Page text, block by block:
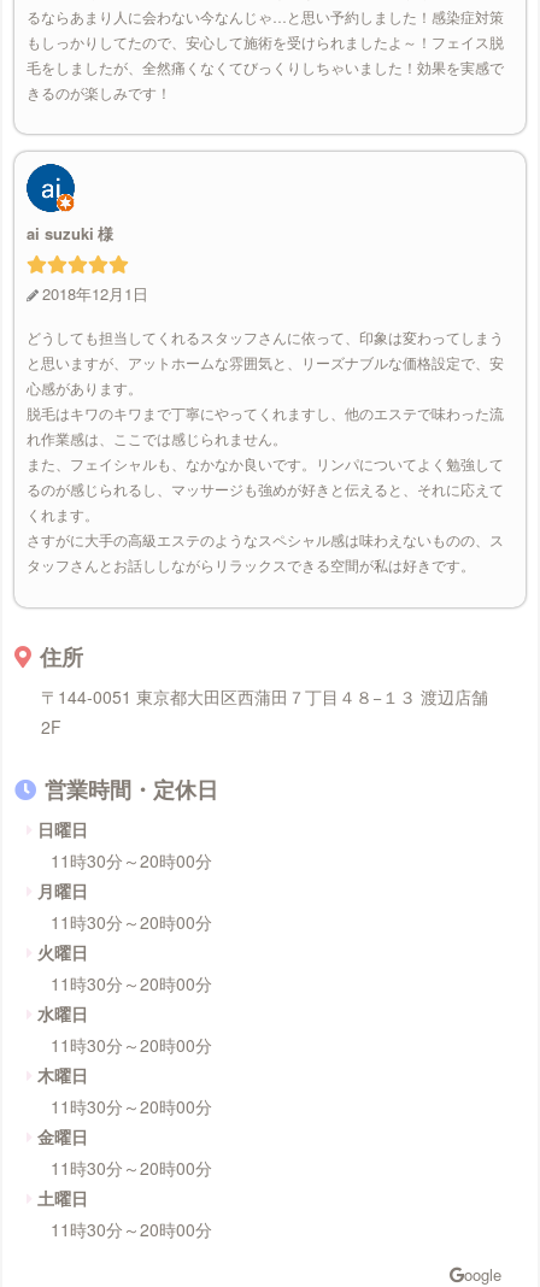
るならあまり人に会わない今なんじゃ…と思い予約しました！感染症対策
もしっかりしてたので、安心して施術を受けられましたよ～！フェイス脱
毛をしましたが、全然痛くなくてびっくりしちゃいました！効果を実感で
きるのが楽しみです！
ai suzuki
2018年12月1日
どうしても担当してくれるスタッフさんに依って、印象は変わってしまう
と思いますが、アットホームな雰囲気と、リーズナブルな価格設定で、安
心感があります。
脱毛はキワのキワまで丁寧にやってくれますし、他のエステで味わった流
れ作業感は、ここでは感じられません。
また、フェイシャルも、なかなか良いです。リンパについてよく勉強して
るのが感じられるし、マッサージも強めが好きと伝えると、それに応えて
くれます。
さすがに大手の高級エステのようなスペシャル感は味わえないものの、ス
タッフさんとお話ししながらリラックスできる空間が私は好きです。
住所
〒144-0051 東京都大田区西蒲田７丁目４８−１３ 渡辺店舗
2F
営業時間・定休日
日曜日
11時30分～20時00分
月曜日
11時30分～20時00分
火曜日
11時30分～20時00分
水曜日
11時30分～20時00分
木曜日
11時30分～20時00分
金曜日
11時30分～20時00分
土曜日
11時30分～20時00分